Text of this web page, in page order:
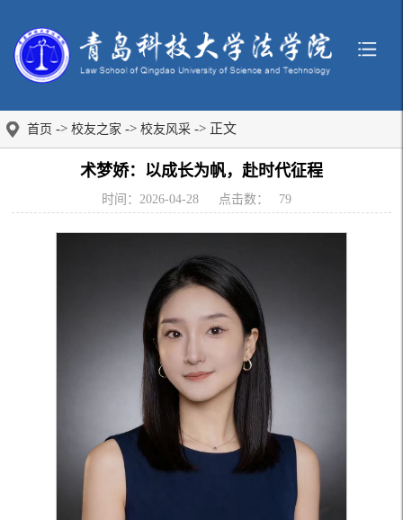
首页 -> 校友之家 -> 校友风采 -> 正文
术梦娇：以成长为帆，赴时代征程
时间：2026-04-28 点击数： 79